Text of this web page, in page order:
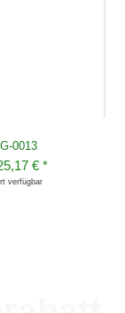
0013
€ *
verfügbar